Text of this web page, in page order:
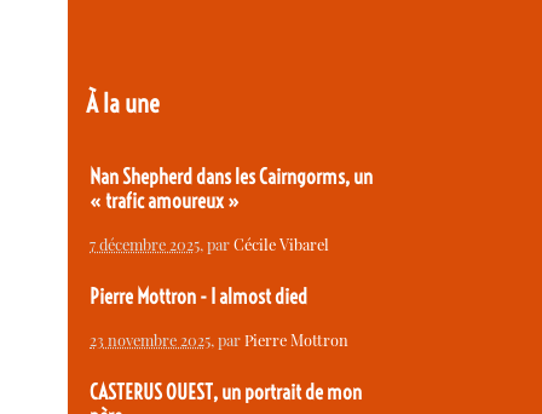
À la une
Nan Shepherd dans les Cairngorms, un
« trafic amoureux »
7 décembre 2025, parCécile Vibarel
Pierre Mottron - I almost died
23 novembre 2025, parPierre Mottron
CASTERUS OUEST, un portrait de mon